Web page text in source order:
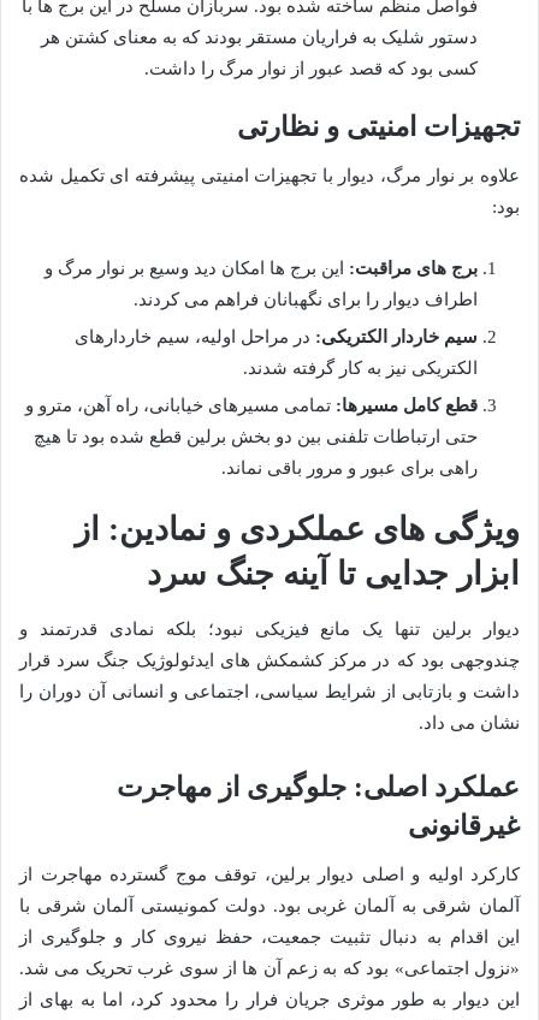
فواصل منظم ساخته شده بود. سربازان مسلح در این برج ها با
دستور شلیک به فراریان مستقر بودند که به معنای کشتن هر
کسی بود که قصد عبور از نوار مرگ را داشت.
تجهیزات امنیتی و نظارتی
علاوه بر نوار مرگ، دیوار با تجهیزات امنیتی پیشرفته ای تکمیل شده
بود:
برج های مراقبت: این برج ها امکان دید وسیع بر نوار مرگ و
اطراف دیوار را برای نگهبانان فراهم می کردند.
سیم خاردار الکتریکی: در مراحل اولیه، سیم خاردارهای
الکتریکی نیز به کار گرفته شدند.
قطع کامل مسیرها: تمامی مسیرهای خیابانی، راه آهن، مترو و
حتی ارتباطات تلفنی بین دو بخش برلین قطع شده بود تا هیچ
راهی برای عبور و مرور باقی نماند.
ویژگی های عملکردی و نمادین: از
ابزار جدایی تا آینه جنگ سرد
دیوار برلین تنها یک مانع فیزیکی نبود؛ بلکه نمادی قدرتمند و
چندوجهی بود که در مرکز کشمکش های ایدئولوژیک جنگ سرد قرار
داشت و بازتابی از شرایط سیاسی، اجتماعی و انسانی آن دوران را
نشان می داد.
عملکرد اصلی: جلوگیری از مهاجرت
غیرقانونی
کارکرد اولیه و اصلی دیوار برلین، توقف موج گسترده مهاجرت از
آلمان شرقی به آلمان غربی بود. دولت کمونیستی آلمان شرقی با
این اقدام به دنبال تثبیت جمعیت، حفظ نیروی کار و جلوگیری از
«نزول اجتماعی» بود که به زعم آن ها از سوی غرب تحریک می شد.
این دیوار به طور موثری جریان فرار را محدود کرد، اما به بهای از